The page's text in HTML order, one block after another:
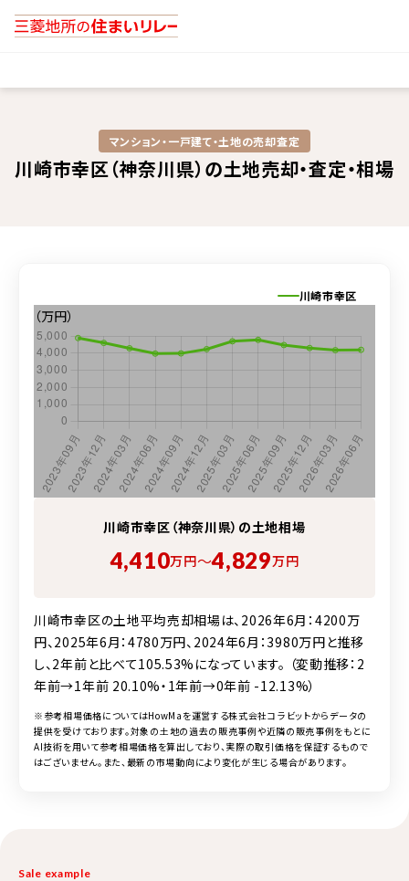
マンション・一戸建て・土地の売却査定​
川崎市幸区（神奈川県）の土地売却・査定・相場
川崎市幸区
川崎市幸区（神奈川県）の土地相場
4,410万円〜4,829万円
川崎市幸区の土地平均売却相場は、2026年6月：4200万
円、2025年6月：4780万円、2024年6月：3980万円と推移
し、2年前と比べて105.53%になっています。 （変動推移：2
年前→1年前 20.10%・1年前→0年前 -12.13%）
（万円）
※参考相場価格についてはHowMaを運営する株式会社コラビットからデータの
提供を受けております。対象の土地の過去の販売事例や近隣の販売事例をもとに
AI技術を用いて参考相場価格を算出しており、実際の取引価格を保証するもので
はございません。また、最新の市場動向により変化が生じる場合があります。
Sale example